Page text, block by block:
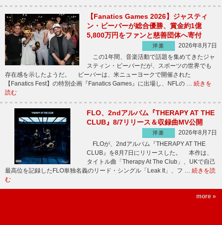
【Fanatics Games 2026】ジャスティ
ン・ビーバーが総合優勝、賞金約1億
5,800万円をファンと慈善団体へ寄付
洋楽
2026年8月7日
この1年間、音楽活動で話題を集めてきたジャ
スティン・ビーバーだが、スポーツの世界でも
存在感を示したようだ。 ビーバーは、米ニューヨークで開催された
【Fanatics Fest】の特別企画『Fanatics Games』に出場し、NFLの … 続きを
読む
FLO、2ndアルバム『THERAPY AT THE
CLUB』8/7リリース＆収録曲MV公開
洋楽
2026年8月7日
FLOが、2ndアルバム『THERAPY AT THE
CLUB』を8月7日にリリースした。 本作は、
タイトル曲「Therapy At The Club」、UKで自己
最高位を記録したFLO単独名義のリード・シングル「Leak It」、フ … 続きを読
む
more »